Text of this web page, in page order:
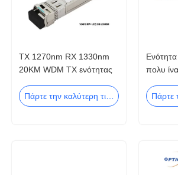
TX 1270nm RX 1330nm
20KM WDM TX ενότητας
SMF SFP+
Πάρτε την καλύτερη τιμή
πολυ
τρόπου
Πάρτε